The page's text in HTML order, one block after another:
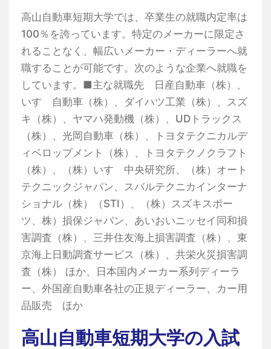
高山自動車短期大学では、卒業生の就職内定率は
100％を誇っています。特定のメーカーに限定さ
れることなく、幅広いメーカー・ディーラーへ就
職することが可能です。次のような企業へ就職を
しています。■主な就職先 日産自動車（株）、
いすゞ自動車（株）、ダイハツ工業（株）、スズ
キ（株）、ヤマハ発動機（株）、UDトラックス
（株）、光岡自動車（株）、トヨタテクニカルデ
ィベロップメント（株）、トヨタテクノクラフト
（株）、（株）いすゞ中央研究所、（株）オート
テクニックジャパン、スバルテクニカインターナ
ショナル（株）（STI）、（株）スズキスポー
ツ、株）損保ジャパン、あいおいニッセイ同和損
害調査（株）、三井住友海上損害調査（株）、東
京海上日動調査サービス（株）、共栄火災損害調
査（株） ほか、日本国内メーカー系列ディーラ
ー、外国産自動車各社の正規ディーラー、カー用
品販売 ほか
高山自動車短期大学の入試